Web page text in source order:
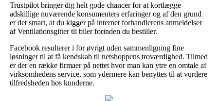
Trustpilot bringer dig helt gode chancer for at kortlægge
adskillige nuværende konsumenters erfaringer og af den grund
er det smart, at du kigger på internet forhandlerens anmeldelser
af Ventilationsgitter til biler forinden du bestiller.
Facebook resulterer i for øvrigt uden sammenligning fine
løsninger til at få kendskab til netshoppens troværdighed. Tilmed
er der en række firmaer på nettet hvor man kan ytre en omtale af
virksomhedens service, som ydermere kan benyttes til at vurdere
tilfredsheden hos kunderne.